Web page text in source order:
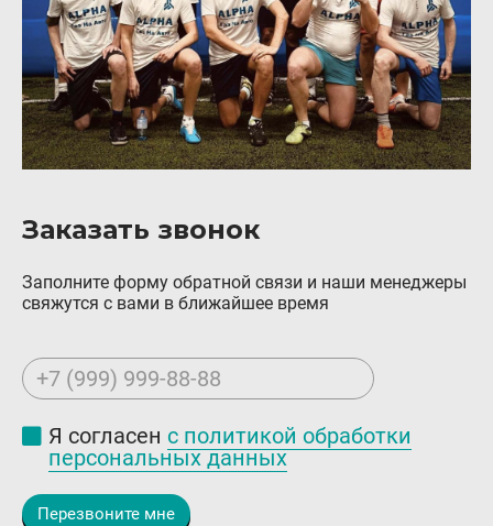
Заказать звонок
Заполните форму обратной связи и наши менеджеры
свяжутся с вами в ближайшее время
+7 (999) 999-88-88
Я согласен с политикой обработки
персональных данных
Перезвоните мне